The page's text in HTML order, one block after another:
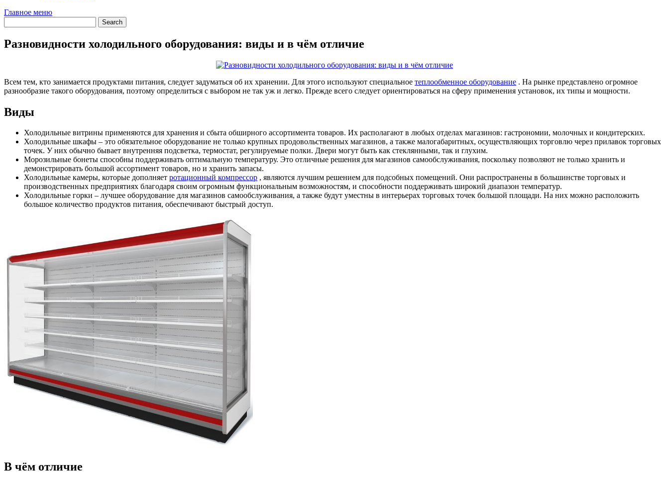
Главное меню
Разновидности холодильного оборудования: виды и в чём отличие
Всем тем, кто занимается продуктами питания, следует задуматься об их хранении. Для этого используют специальное теплообменное оборудование . На рынке представлено огромное
разнообразие такого оборудования, поэтому определиться с выбором не так уж и легко. Прежде всего следует ориентироваться на сферу применения установок, их типы и мощности.
Виды
Холодильные витрины применяются для хранения и сбыта обширного ассортимента товаров. Их располагают в любых отделах магазинов: гастрономии, молочных и кондитерских.
Холодильные шкафы – это обязательное оборудование не только крупных продовольственных магазинов, а также малогабаритных, осуществляющих торговлю через прилавок торговых
точек. У них обычно бывает внутренняя подсветка, термостат, регулируемые полки. Двери могут быть как стеклянными, так и глухим.
Морозильные бонеты способны поддерживать оптимальную температуру. Это отличные решения для магазинов самообслуживания, поскольку позволяют не только хранить и
демонстрировать большой ассортимент товаров, но и хранить запасы.
Холодильные камеры, которые дополняет ротационный компрессор , являются лучшим решением для подсобных помещений. Они распространены в большинстве торговых и
производственных предприятиях благодаря своим огромным функциональным возможностям, и способности поддерживать широкий диапазон температур.
Холодильные горки – лучшее оборудование для магазинов самообслуживания, а также будут уместны в интерьерах торговых точек большой площади. На них можно расположить
большое количество продуктов питания, обеспечивают быстрый доступ.
В чём отличие